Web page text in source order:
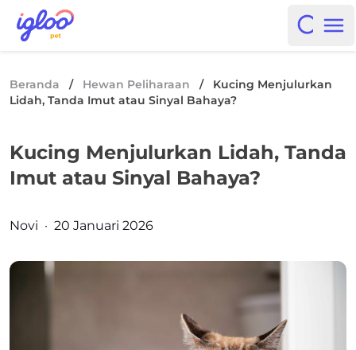
Skip to content
Igloo Blog
Open
Beranda / Hewan Peliharaan /
Kucing Menjulurkan
Lidah, Tanda Imut atau Sinyal Bahaya?
Kucing Menjulurkan Lidah, Tanda
Imut atau Sinyal Bahaya?
Posted by
Novi · 20 Januari 2026